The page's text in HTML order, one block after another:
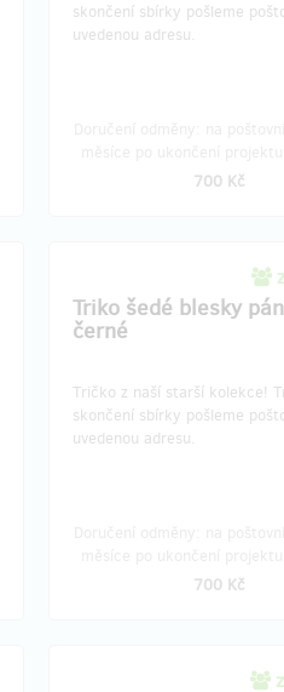
skončení sbírky pošleme
uvedenou adresu.
700 Kč
Triko šedé blesky
černé
​​​​​​​Tričko z naší starší kolekce!​
skončení sbírky pošleme
uvedenou adresu.
700 Kč